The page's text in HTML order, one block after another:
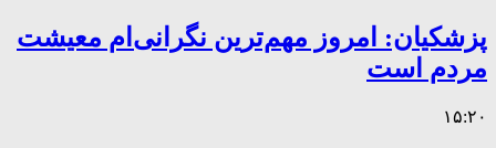
پزشکیان: امروز مهم‌ترین نگرانی‌ام معیشت
مردم است
۱۵:۲۰